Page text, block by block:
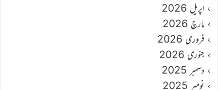
اپریل 2026
مارچ 2026
فروری 2026
جنوری 2026
دسمبر 2025
نومبر 2025